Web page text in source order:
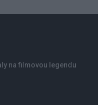
na filmovou legendu